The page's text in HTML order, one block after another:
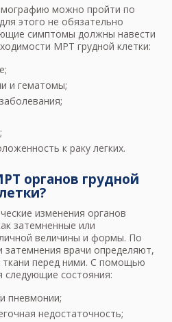
можно пройти по
этого не обязательно
симптомы должны навести
МРТ грудной клетки:
и гематомы;
к раку легких.
органов грудной
изменения органов
затемненные или
величины и формы. По
затемнения врачи определяют,
ткани перед ними. С помощью
состояния:
пневмонии;
недостаточность;